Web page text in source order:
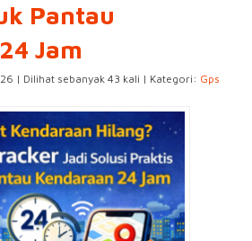
Pantau
Jam
| Dilihat sebanyak 43 kali | Kategori: Gps